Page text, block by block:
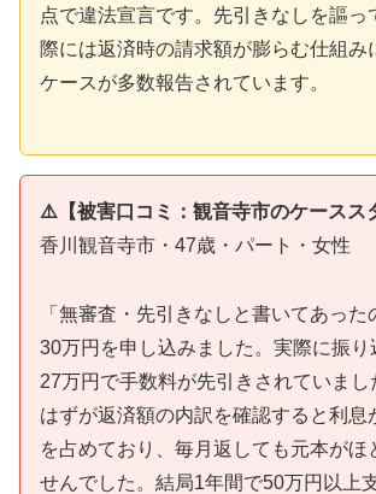
点で違法宣言です。先引きなしを謳っ
際には返済時の請求額が膨らむ仕組み
ケースが多数報告されています。
⚠️【被害口コミ：観音寺市のケースス
香川観音寺市・47歳・パート・女性
「無審査・先引きなしと書いてあった
30万円を申し込みました。実際に振り
27万円で手数料が先引きされていま
はずが返済額の内訳を確認すると利息
を占めており、毎月返しても元本がほ
せんでした。結局1年間で50万円以上